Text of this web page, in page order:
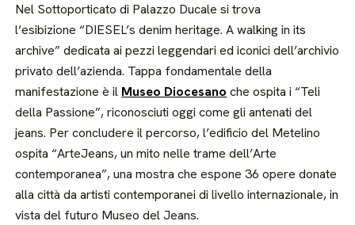
Nel Sottoporticato di Palazzo Ducale si trova
l’esibizione “DIESEL’s denim heritage. A walking in its
archive” dedicata ai pezzi leggendari ed iconici dell’archivio
privato dell’azienda. Tappa fondamentale della
manifestazione è il Museo Diocesano che ospita i “Teli
della Passione”, riconosciuti oggi come gli antenati del
jeans. Per concludere il percorso, l’edificio del Metelino
ospita “ArteJeans, un mito nelle trame dell’Arte
contemporanea”, una mostra che espone 36 opere donate
alla città da artisti contemporanei di livello internazionale, in
vista del futuro Museo del Jeans.